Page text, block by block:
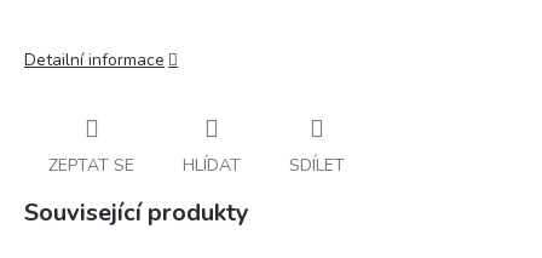
Detailní informace
ZEPTAT SE HLÍDAT SDÍLET
Související produkty